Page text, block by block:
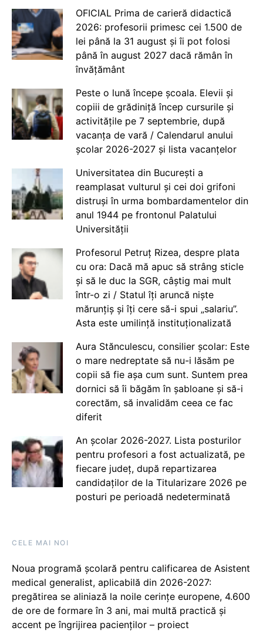
OFICIAL Prima de carieră didactică
2026: profesorii primesc cei 1.500 de
lei până la 31 august și îi pot folosi
până în august 2027 dacă rămân în
învățământ
Peste o lună începe școala. Elevii și
copiii de grădiniță încep cursurile și
activitățile pe 7 septembrie, după
vacanța de vară / Calendarul anului
școlar 2026-2027 și lista vacanțelor
Universitatea din București a
reamplasat vulturul și cei doi grifoni
distruși în urma bombardamentelor din
anul 1944 pe frontonul Palatului
Universității
Profesorul Petruț Rizea, despre plata
cu ora: Dacă mă apuc să strâng sticle
și să le duc la SGR, câștig mai mult
într-o zi / Statul îți aruncă niște
mărunțiș și îți cere să-i spui „salariu”.
Asta este umilință instituționalizată
Aura Stănculescu, consilier școlar: Este
o mare nedreptate să nu-i lăsăm pe
copii să fie așa cum sunt. Suntem prea
dornici să îi băgăm în șabloane și să-i
corectăm, să invalidăm ceea ce fac
diferit
An școlar 2026-2027. Lista posturilor
pentru profesori a fost actualizată, pe
fiecare județ, după repartizarea
candidaților de la Titularizare 2026 pe
posturi pe perioadă nedeterminată
CELE MAI NOI
Noua programă școlară pentru calificarea de Asistent
medical generalist, aplicabilă din 2026-2027:
pregătirea se aliniază la noile cerințe europene, 4.600
de ore de formare în 3 ani, mai multă practică și
accent pe îngrijirea pacienților – proiect